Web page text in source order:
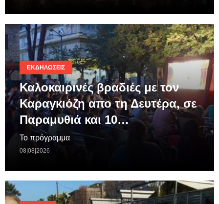
ΕΚΔΗΛΏΣΕΙΣ
Καλοκαιρινές βραδιές με τον
Καραγκιόζη απο τη Δευτέρα, σε
Παραμυθιά και 10…
Το πρόγραμμα
08|08|2026